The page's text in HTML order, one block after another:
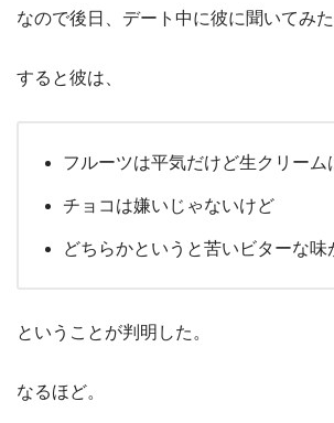
なので後日、デート中に彼に聞いてみた
すると彼は、
フルーツは平気だけど生クリーム
チョコは嫌いじゃないけど
どちらかというと苦いビターな味
ということが判明した。
なるほど。